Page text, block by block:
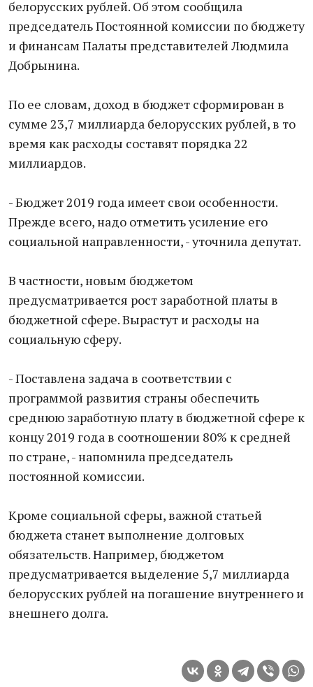
белорусских рублей. Об этом сообщила
председатель Постоянной комиссии по бюджету
и финансам Палаты представителей Людмила
Добрынина.
По ее словам, доход в бюджет сформирован в
сумме 23,7 миллиарда белорусских рублей, в то
время как расходы составят порядка 22
миллиардов.
- Бюджет 2019 года имеет свои особенности.
Прежде всего, надо отметить усиление его
социальной направленности, - уточнила депутат.
В частности, новым бюджетом
предусматривается рост заработной платы в
бюджетной сфере. Вырастут и расходы на
социальную сферу.
- Поставлена задача в соответствии с
программой развития страны обеспечить
среднюю заработную плату в бюджетной сфере к
концу 2019 года в соотношении 80% к средней
по стране, - напомнила председатель
постоянной комиссии.
Кроме социальной сферы, важной статьей
бюджета станет выполнение долговых
обязательств. Например, бюджетом
предусматривается выделение 5,7 миллиарда
белорусских рублей на погашение внутреннего и
внешнего долга.